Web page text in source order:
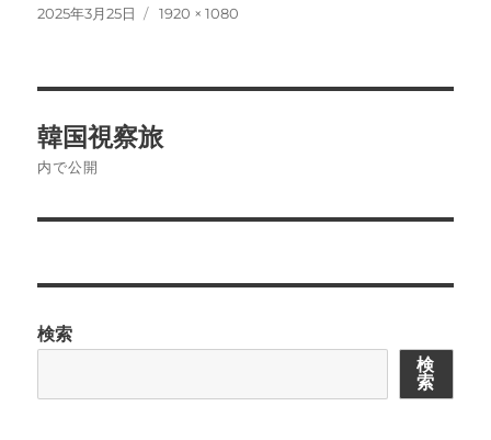
投
2025年3月25日
フ
1920 × 1080
稿
ゲ
ー
韓国視察旅
内で公開
検索
検
索